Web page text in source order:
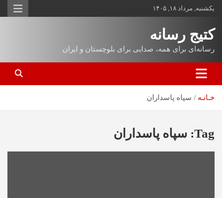
یکشنبه, مرداد ۱۸, ۱۴۰۵
کتیج رسانه
رسانه‌ای برای همه، صدایی برای بلوچستان و ایران
خـانـه سپاه پاسداران
Tag: سپاه پاسداران